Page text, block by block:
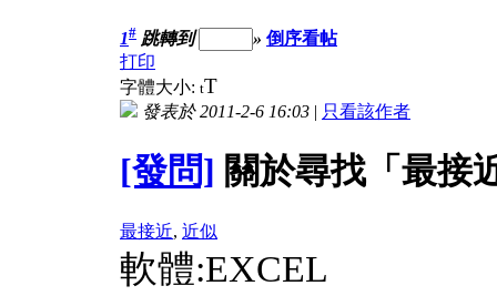
1# 跳轉到 » 倒序看帖
打印
字體大小: tT
發表於 2011-2-6 16:03 | 只看該作者
[發問] 關於尋找「最接
最接近, 近似
軟體:EXCEL